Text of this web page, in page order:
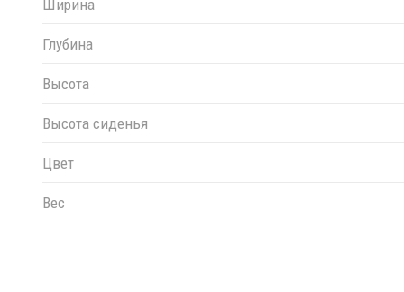
Ширина
Глубина
Высота
Высота сиденья
Цвет
Вес